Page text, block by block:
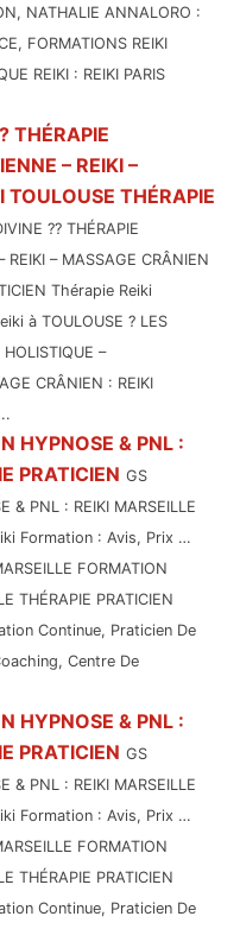
NATHALIE ANNALORO :
FORMATIONS REIKI
REIKI : REIKI PARIS
THÉRAPIE
– REIKI –
TOULOUSE THÉRAPIE
?? THÉRAPIE
REIKI – MASSAGE CRÂNIEN
Thérapie Reiki
à TOULOUSE ? LES
–
CRÂNIEN : REIKI
HYPNOSE & PNL :
PRATICIEN GS
& PNL : REIKI MARSEILLE
Formation : Avis, Prix …
FORMATION
THÉRAPIE PRATICIEN
Continue, Praticien De
Centre De
HYPNOSE & PNL :
PRATICIEN GS
& PNL : REIKI MARSEILLE
Formation : Avis, Prix …
FORMATION
THÉRAPIE PRATICIEN
Continue, Praticien De